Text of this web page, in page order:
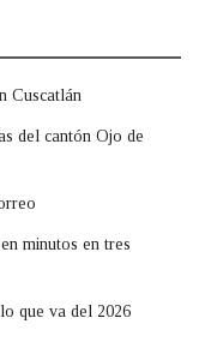
Cuscatlán
del cantón Ojo de
minutos en tres
que va del 2026